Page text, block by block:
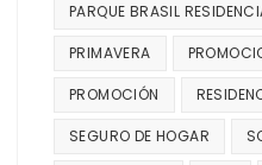
PARQUE BRASIL
PRIMAVERA
PROMOCIÓN
SEGURO DE HOGAR